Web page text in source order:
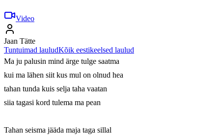
Video
Jaan Tätte
Tuntuimad lauludKõik eestikeelsed laulud
Ma ju palusin mind ärge tulge saatma
kui ma lähen siit kus mul on olnud hea
tahan tunda kuis selja taha vaatan
siia tagasi kord tulema ma pean
Tahan seisma jääda maja taga sillal